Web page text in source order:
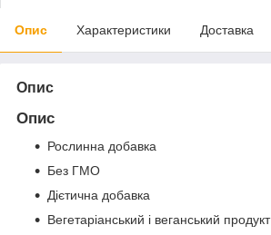
Опис Характеристики Доставка
Опис
Опис
Рослинна добавка
Без ГМО
Дієтична добавка
Вегетаріанський і веганський продукт